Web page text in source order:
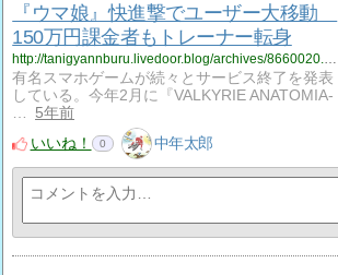
『ウマ娘』快進撃でユーザー大移動
150万円課金者もトレーナー転身
有名スマホゲームが続々とサービス終了を発表
している。今年2月に『VALKYRIE ANATOMIA‐
5年前
いいね！
0 中年太郎